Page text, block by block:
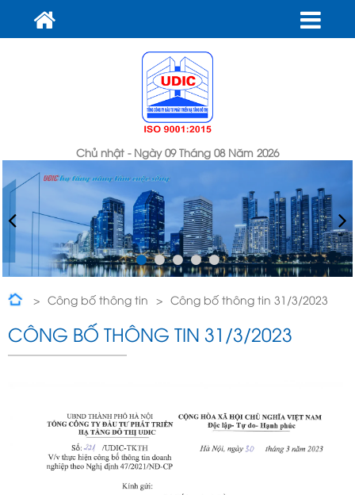
Chủ nhật - Ngày 09 Tháng 08 Năm 2026
Công bố thông tin Công bố thông tin 31/3/2023
CÔNG BỐ THÔNG TIN 31/3/2023